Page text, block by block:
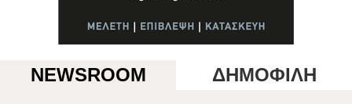
NEWSROOM ΔΗΜΟΦΙΛΗ